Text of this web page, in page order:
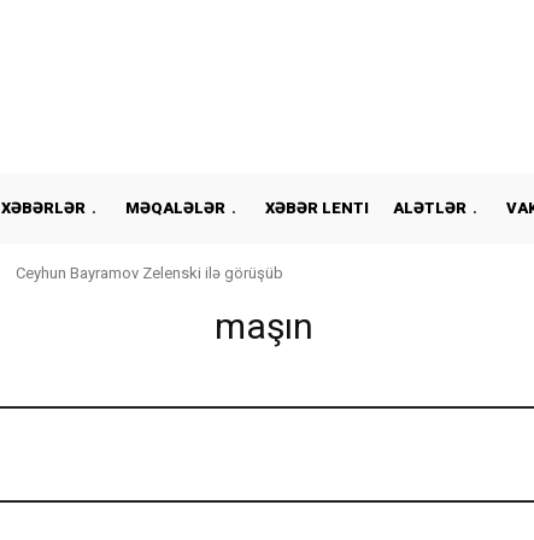
XƏBƏRLƏR MƏQALƏLƏR XƏBƏR LENTI ALƏTLƏR
Ceyhun Bayramov Zelenski ilə görüşüb
maşın